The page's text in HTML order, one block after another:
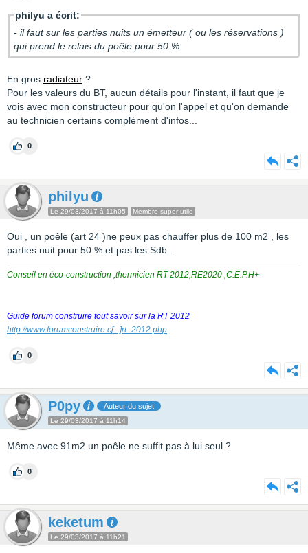
philyu a écrit:
- il faut sur les parties nuits un émetteur ( ou les réservations )
qui prend le relais du poêle pour 50 %
En gros radiateur ?
Pour les valeurs du BT, aucun détails pour l'instant, il faut que je
vois avec mon constructeur pour qu'on l'appel et qu'on demande
au technicien certains complément d'infos...
0
philyu
Le 29/03/2017 à 11h05 Membre super utile
Oui , un poêle (art 24 )ne peux pas chauffer plus de 100 m2 , les
parties nuit pour 50 % et pas les Sdb .
Conseil en éco-construction ,thermicien RT 2012,RE2020 ,C.E.P.H+
Guide forum construire tout savoir sur la RT 2012
http://www.forumconstruire.c[...]rt_2012.php
0
P0py Auteur du sujet
Le 29/03/2017 à 11h14
Même avec 91m2 un poêle ne suffit pas à lui seul ?
0
keketum
Le 29/03/2017 à 11h21